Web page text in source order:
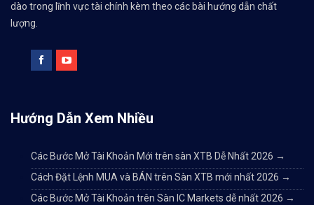
dào trong lĩnh vực tài chính kèm theo các bài hướng dẫn chất
lượng.
Hướng Dẫn Xem Nhiều
Các Bước Mở Tài Khoản Mới trên sàn XTB Dễ Nhất 2026 →
Cách Đặt Lệnh MUA và BÁN trên Sàn XTB mới nhất 2026 →
Các Bước Mở Tài Khoản trên Sàn IC Markets dễ nhất 2026 →